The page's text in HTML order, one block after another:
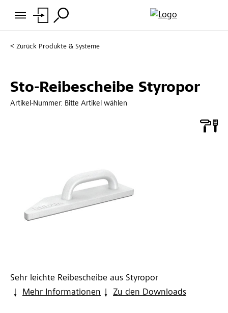
Zurück Produkte & Systeme
Sto-Reibescheibe Styropor
Artikel-Nummer: Bitte Artikel wählen
Sehr leichte Reibescheibe aus Styropor
Mehr Informationen
Zu den Downloads